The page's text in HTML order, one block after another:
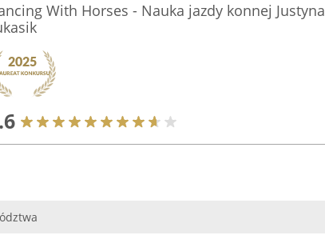
With Horses - Nauka jazdy konnej Justyna